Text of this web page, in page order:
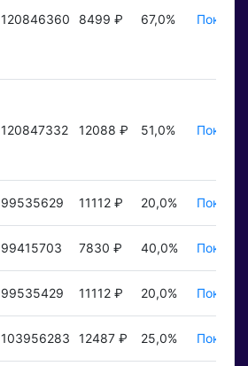
120846360 8499 ₽ 67,0%
120847332 12088 ₽ 51,0%
99535629 11112 ₽ 20,0%
99415703 7830 ₽ 40,0%
99535429 11112 ₽ 20,0%
103956283 12487 ₽ 25,0%